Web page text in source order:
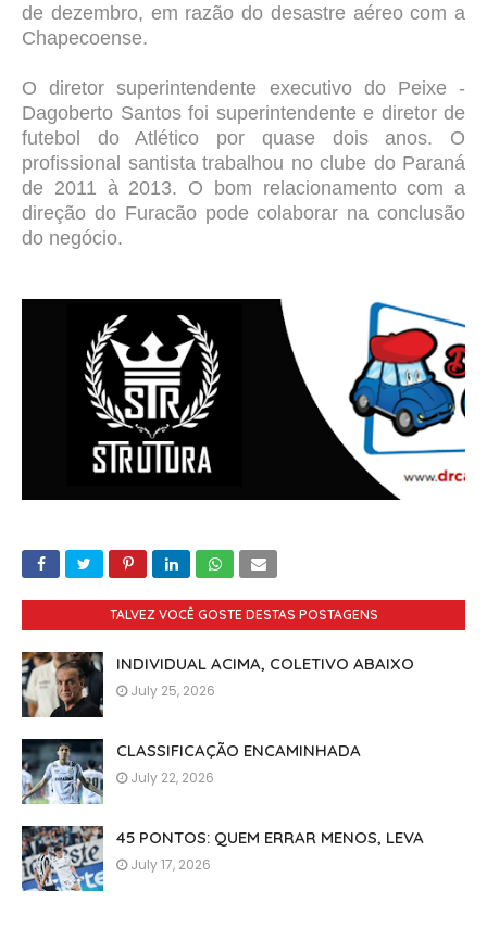
de dezembro, em razão do desastre aéreo com a
Chapecoense.
O diretor superintendente executivo do Peixe -
Dagoberto Santos foi superintendente e diretor de
futebol do Atlético por quase dois anos. O
profissional santista trabalhou no clube do Paraná
de 2011 à 2013. O bom relacionamento com a
direção do Furacão pode colaborar na conclusão
do negócio.
TALVEZ VOCÊ GOSTE DESTAS POSTAGENS
INDIVIDUAL ACIMA, COLETIVO ABAIXO
July 25, 2026
CLASSIFICAÇÃO ENCAMINHADA
July 22, 2026
45 PONTOS: QUEM ERRAR MENOS, LEVA
July 17, 2026